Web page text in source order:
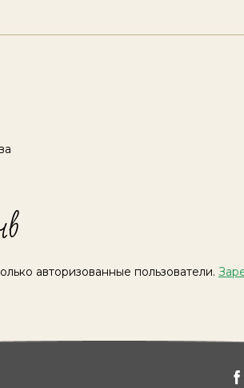
авторизованные пользователи.